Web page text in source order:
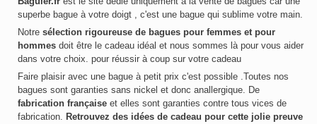
superbe bague à votre doigt , c'est une bague qui sublime votre main.
Notre sélection rigoureuse de bagues pour femmes et pour
hommes doit être le cadeau idéal et nous sommes là pour vous aider
dans votre choix. pour réussir à coup sur votre cadeau
Faire plaisir avec une bague à petit prix c'est possible .Toutes nos
bagues sont garanties sans nickel et donc anallergique. De
fabrication française et elles sont garanties contre tous vices de
fabrication. Retrouvez des idées de cadeau pour cette jolie preuve